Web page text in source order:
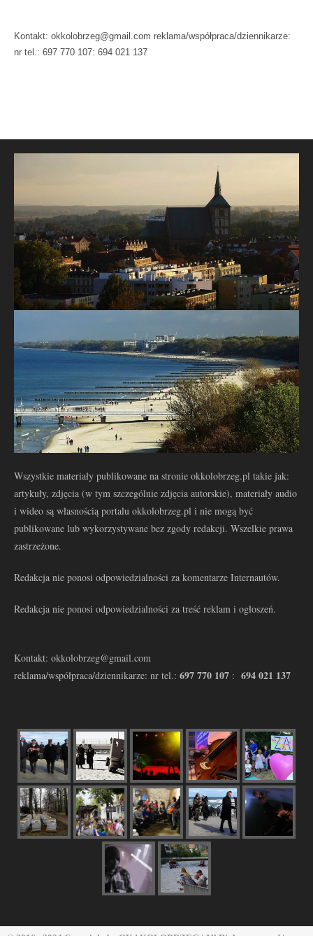
Kontakt: okkolobrzeg@gmail.com reklama/współpraca/dziennikarze:
nr tel.: 697 770 107: 694 021 137
Wszystkie materiały publikowane na stronie okkolobrzeg.pl takie jak:
artykuły, zdjęcia (w tym szczególnie zdjęcia autorskie), materiały audio
i wideo są własnością portalu okkolobrzeg.pl i nie mogą być
publikowane lub wykorzystywane bez zgody redakcji. Wszelkie prawa
zastrzeżone.
Redakcja nie ponosi odpowiedzialności za komentarze Internautów.
Redakcja nie ponosi odpowiedzialności za treść reklam i ogłoszeń.
Kontakt: okkolobrzeg@gmail.com
reklama/współpraca/dziennikarze: nr tel.: 697 770 107 : 694 021 137